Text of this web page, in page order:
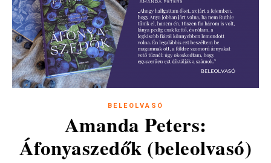
BELEOLVASÓ
Amanda Peters:
Áfonyaszedők (beleolvasó)